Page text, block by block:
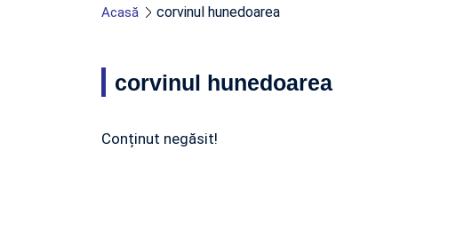
Acasă corvinul hunedoarea
corvinul hunedoarea
Conținut negăsit!